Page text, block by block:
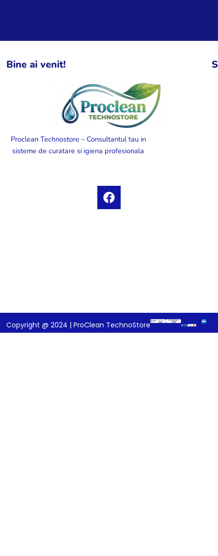
Bine ai venit!
Proclean Technostore – Consultantul tau in
sisteme de curatare si igiena profesionala
F
a
c
Copyright @ 2024 | ProClean TechnoStore